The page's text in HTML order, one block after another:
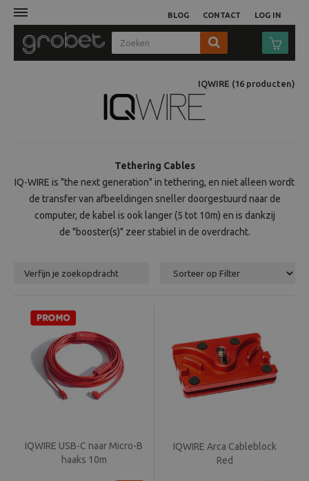
LOG IN
BLOG CONTACT
Video
Tassen
Beeld en bewerking
Verrekijker
Analoog
IQWIRE (16 producten)
Tethering Cables
IQ-WIRE is "the next generation" in tethering, en niet alleen wordt
de transfer van afbeeldingen sneller doorgestuurd naar de
computer, de kabel is ook langer (5 tot 10m) en is dankzij
de "booster(s)" zeer stabiel in de overdracht.
Verfijn je zoekopdracht
IQWIRE USB-C naar Micro-B
haaks 10m
IQWIRE Arca Cableblock
Red